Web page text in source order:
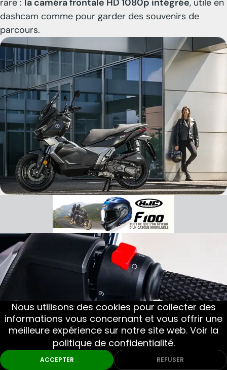
Nous utilisons des cookies pour collecter des
informations vous concernant et vous offrir une
meilleure expérience sur notre site web. Voir la
politique de confidentialité.
ACCEPTER REFUSER
rare : la caméra frontale HD 1080p intégrée, utile en
dashcam comme pour garder des souvenirs de
parcours.